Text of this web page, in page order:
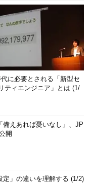
代に必要とされる「新型セ
ティエンジニア」とは (1/
備えあれば憂いなし」、JP
開
定」の違いを理解する (1/2)